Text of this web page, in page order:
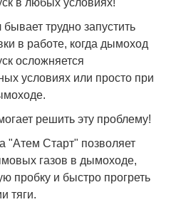
в любых условиях!
трудно запустить
в работе, когда дымоход
осложняется
условиях или просто при
решить эту проблему!
"Атем Старт" позволяет
газов в дымоходе,
пробку и быстро прогреть
тяги.